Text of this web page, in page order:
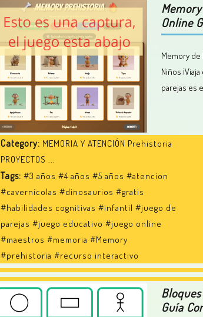
Online
Memory de la Prehistoria: Juego Educativo Online GRATIS para
Niños
parejas es
Category: MEMORIA Y ATENCIÓN Prehistoria
PROYECTOS ...
Tags:#3 años #4 años #5 años #atencion
#cavernícolas #dinosaurios #gratis
#habilidades cognitivas #infantil #juego de
parejas #juego educativo #juego online
#maestros #memoria #Memory
#prehistoria #recurso interactivo
Guía